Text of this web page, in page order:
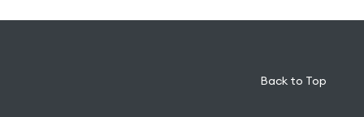
Back to Top